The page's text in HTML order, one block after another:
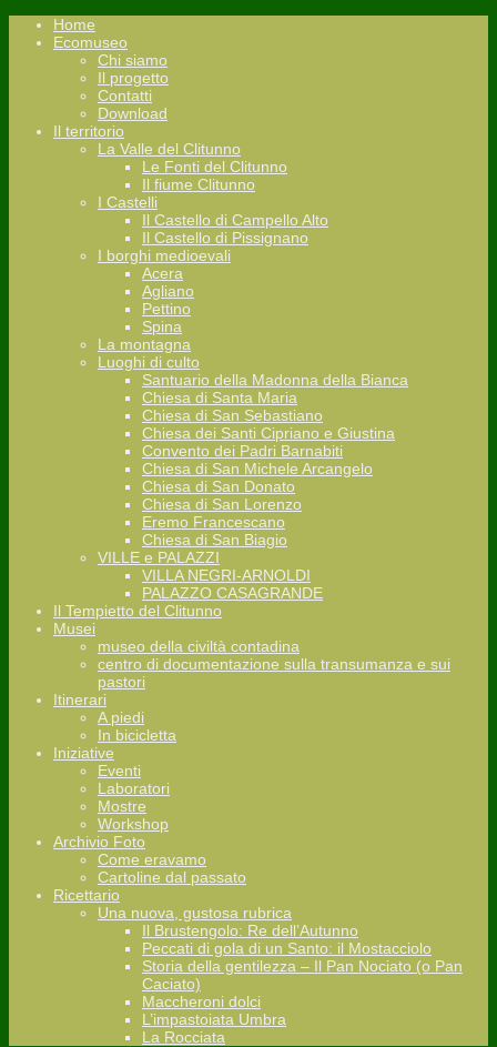
Home
Ecomuseo
Chi siamo
Il progetto
Contatti
Download
Il territorio
La Valle del Clitunno
Le Fonti del Clitunno
Il fiume Clitunno
I Castelli
Il Castello di Campello Alto
Il Castello di Pissignano
I borghi medioevali
Acera
Agliano
Pettino
Spina
La montagna
Luoghi di culto
Santuario della Madonna della Bianca
Chiesa di Santa Maria
Chiesa di San Sebastiano
Chiesa dei Santi Cipriano e Giustina
Convento dei Padri Barnabiti
Chiesa di San Michele Arcangelo
Chiesa di San Donato
Chiesa di San Lorenzo
Eremo Francescano
Chiesa di San Biagio
VILLE e PALAZZI
VILLA NEGRI-ARNOLDI
PALAZZO CASAGRANDE
Il Tempietto del Clitunno
Musei
museo della civiltà contadina
centro di documentazione sulla transumanza e sui
pastori
Itinerari
A piedi
In bicicletta
Iniziative
Eventi
Laboratori
Mostre
Workshop
Archivio Foto
Come eravamo
Cartoline dal passato
Ricettario
Una nuova, gustosa rubrica
Il Brustengolo: Re dell’Autunno
Peccati di gola di un Santo: il Mostacciolo
Storia della gentilezza – Il Pan Nociato (o Pan
Caciato)
Maccheroni dolci
L’impastoiata Umbra
La Rocciata